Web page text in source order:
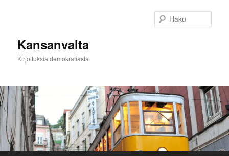
Kansanvalta
Kirjoituksia demokratiasta